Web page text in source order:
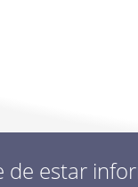
de estar